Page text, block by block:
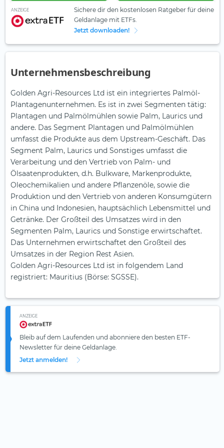
ANZEIGE
Sichere dir den kostenlosen Ratgeber für deine
Geldanlage mit ETFs.
Jetzt downloaden!
Unternehmensbeschreibung
Golden Agri-Resources Ltd ist ein integriertes Palmöl-
Plantagenunternehmen. Es ist in zwei Segmenten tätig:
Plantagen und Palmölmühlen sowie Palm, Laurics und
andere. Das Segment Plantagen und Palmölmühlen
umfasst die Produkte aus dem Upstream-Geschäft. Das
Segment Palm, Laurics und Sonstiges umfasst die
Verarbeitung und den Vertrieb von Palm- und
Ölsaatenprodukten, d.h. Bulkware, Markenprodukte,
Oleochemikalien und andere Pflanzenöle, sowie die
Produktion und den Vertrieb von anderen Konsumgütern
in China und Indonesien, hauptsächlich Lebensmittel und
Getränke. Der Großteil des Umsatzes wird in den
Segmenten Palm, Laurics und Sonstige erwirtschaftet.
Das Unternehmen erwirtschaftet den Großteil des
Umsatzes in der Region Rest Asien.
Golden Agri-Resources Ltd ist in folgendem Land
registriert: Mauritius (Börse: SGSSE).
ANZEIGE
Bleib auf dem Laufenden und abonniere den besten ETF-
Newsletter für deine Geldanlage.
Jetzt anmelden!